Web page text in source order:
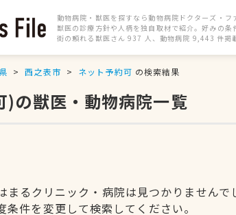
動物病院・獣医を探すなら動物病院ドクターズ・フ
獣医の診療方針や人柄を独自取材で紹介。好みの条
街の頼れる獣医さん 937 人、動物病院 9,443 件
西之表市 ネット予約可 の検索結果
の獣医・動物病院一覧
まるクリニック・病院は見つかりませんで
条件を変更して検索してください。